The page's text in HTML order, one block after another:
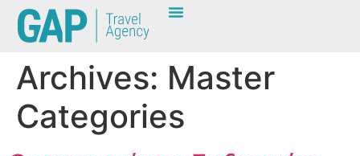
content
Archives: Master
Categories